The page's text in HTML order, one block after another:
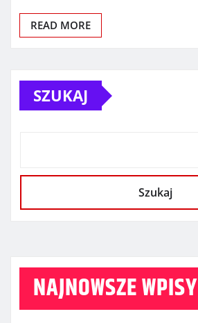
READ MORE
SZUKAJ
Szukaj
NAJNOWSZE WPISY